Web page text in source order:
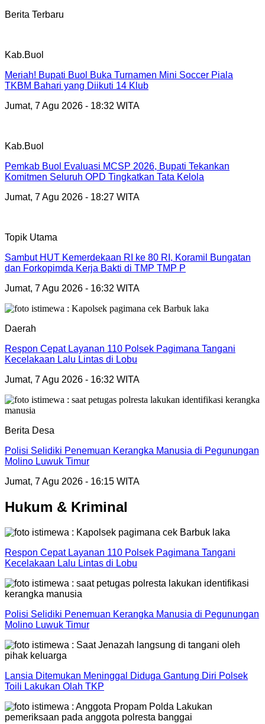
Berita Terbaru
Kab.Buol
Meriah! Bupati Buol Buka Turnamen Mini Soccer Piala
TKBM Bahari yang Diikuti 14 Klub
Jumat, 7 Agu 2026 - 18:32 WITA
Kab.Buol
Pemkab Buol Evaluasi MCSP 2026, Bupati Tekankan
Komitmen Seluruh OPD Tingkatkan Tata Kelola
Jumat, 7 Agu 2026 - 18:27 WITA
Topik Utama
Sambut HUT Kemerdekaan RI ke 80 RI, Koramil Bungatan
dan Forkopimda Kerja Bakti di TMP TMP P
Jumat, 7 Agu 2026 - 16:32 WITA
Daerah
Respon Cepat Layanan 110 Polsek Pagimana Tangani
Kecelakaan Lalu Lintas di Lobu
Jumat, 7 Agu 2026 - 16:32 WITA
Berita Desa
Polisi Selidiki Penemuan Kerangka Manusia di Pegunungan
Molino Luwuk Timur
Jumat, 7 Agu 2026 - 16:15 WITA
Hukum & Kriminal
Respon Cepat Layanan 110 Polsek Pagimana Tangani
Kecelakaan Lalu Lintas di Lobu
Polisi Selidiki Penemuan Kerangka Manusia di Pegunungan
Molino Luwuk Timur
Lansia Ditemukan Meninggal Diduga Gantung Diri Polsek
Toili Lakukan Olah TKP